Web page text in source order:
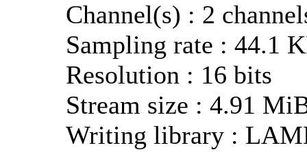
Channel(s) : 2
Sampling rate : 44.1
Resolution : 16 bits
Stream size : 4.91
Writing library :